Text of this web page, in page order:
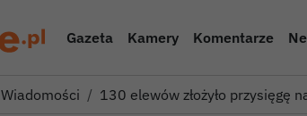
Gazeta Kamery Komentarze
Wiadomości 130 elewów złożyło przysięgę